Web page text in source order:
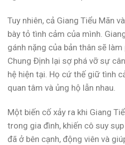
Tuy nhiên, cả Giang Tiểu Mãn
bày tỏ tình cảm của mình.
gánh nặng của bản thân sẽ
Chung Định lại sợ phá vỡ sự
hệ hiện tại. Họ cứ thế giữ tình
quan tâm và ủng hộ lẫn nhau.
Một biến cố xảy ra khi Giang
trong gia đình, khiến cô suy
đã ở bên cạnh, động viên và